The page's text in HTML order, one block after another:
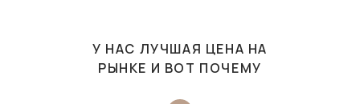
У НАС ЛУЧШАЯ ЦЕНА НА
РЫНКЕ И ВОТ ПОЧЕМУ